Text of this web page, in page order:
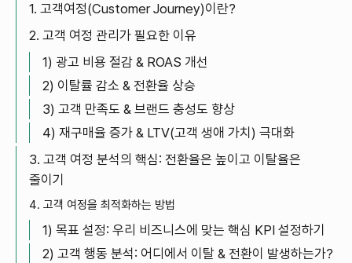
1. 고객여정(Customer Journey)이란?
2. 고객 여정 관리가 필요한 이유
1) 광고 비용 절감 & ROAS 개선
2) 이탈률 감소 & 전환율 상승
3) 고객 만족도 & 브랜드 충성도 향상
4) 재구매율 증가 & LTV(고객 생애 가치) 극대화
3. 고객 여정 분석의 핵심: 전환율은 높이고 이탈율은
줄이기
4. 고객 여정을 최적화하는 방법
1) 목표 설정: 우리 비즈니스에 맞는 핵심 KPI 설정하기
2) 고객 행동 분석: 어디에서 이탈 & 전환이 발생하는가?